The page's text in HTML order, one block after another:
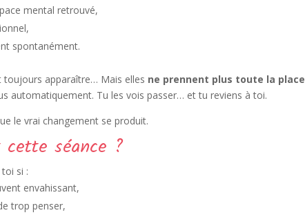
mental retrouvé,
spontanément.
toujours apparaître… Mais elles ne prennent plus toute la place
automatiquement. Tu les vois passer… et tu reviens à toi.
le vrai changement se produit.
séance ?
si :
envahissant,
trop penser,